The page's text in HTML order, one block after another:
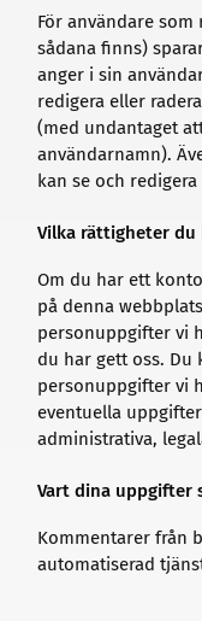
För användare
sådana finns)
anger i sin
redigera eller
(med undantaget
användarnamn).
kan se och
Vilka rättigheter
Om du har ett
på denna
personuppgifter vi
du har gett oss. Du
personuppgifter vi
eventuella
administrativa,
Vart dina uppgifter
Kommentarer från
automatiserad